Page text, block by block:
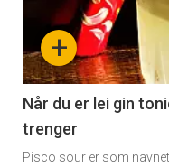
nå
-
2
+
Når du er lei gin
trenger
Pisco sour er som